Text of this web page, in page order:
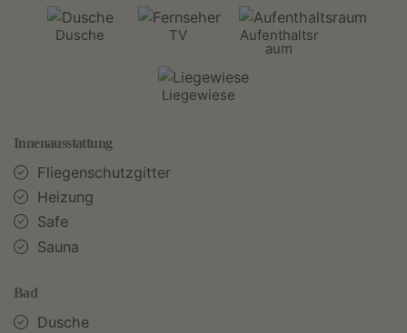
Dusche TV Aufenthaltsr
aum
Liegewiese
Innenausstattung
Fliegenschutzgitter
Heizung
Safe
Sauna
Bad
Dusche